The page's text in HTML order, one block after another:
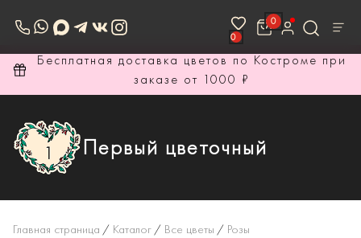
Бесплатный фотоотчёт перед доставкой и при
вручении
0
0
Первый цветочный
Главная страница / Каталог / Все цветы / Розы